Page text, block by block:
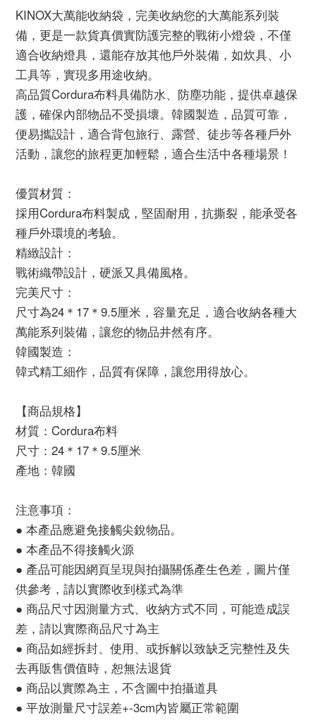
KINOX大萬能收納袋，完美收納您的大萬能系列裝
備，更是一款貨真價實防護完整的戰術小燈袋，不僅
適合收納燈具，還能存放其他戶外裝備，如炊具、小
工具等，實現多用途收納。
高品質Cordura布料具備防水、防塵功能，提供卓越保
護，確保內部物品不受損壞。韓國製造，品質可靠，
便易攜設計，適合背包旅行、露營、徒步等各種戶外
活動，讓您的旅程更加輕鬆，適合生活中各種場景！
優質材質：
採用Cordura布料製成，堅固耐用，抗撕裂，能承受各
種戶外環境的考驗。
精緻設計：
戰術織帶設計，硬派又具備風格。
完美尺寸：
尺寸為24＊17＊9.5厘米，容量充足，適合收納各種大
萬能系列裝備，讓您的物品井然有序。
韓國製造：
韓式精工細作，品質有保障，讓您用得放心。
【商品規格】
材質：Cordura布料
尺寸：24＊17＊9.5厘米
產地：韓國
注意事項：
● 本產品應避免接觸尖銳物品。
● 本產品不得接觸火源
● 產品可能因網頁呈現與拍攝關係產生色差，圖片僅
供參考，請以實際收到樣式為準
● 商品尺寸因測量方式、收納方式不同，可能造成誤
差，請以實際商品尺寸為主
● 商品如經拆封、使用、或拆解以致缺乏完整性及失
去再販售價值時，恕無法退貨
● 商品以實際為主，不含圖中拍攝道具
● 平放測量尺寸誤差+-3cm內皆屬正常範圍